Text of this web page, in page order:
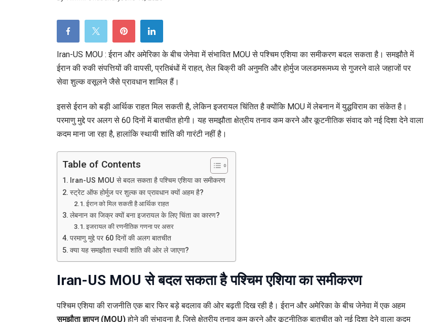
Iran-US MOU : ईरान और अमेरिका के बीच जेनेवा में संभावित MOU से पश्चिम एशिया का समीकरण बदल सकता है। समझौते में
ईरान की रुकी संपत्तियों की वापसी, प्रतिबंधों में राहत, तेल बिक्री की अनुमति और होर्मुज जलडमरूमध्य से गुजरने वाले जहाजों पर
सेवा शुल्क वसूलने जैसे प्रावधान शामिल हैं।
इससे ईरान को बड़ी आर्थिक राहत मिल सकती है, लेकिन इजरायल चिंतित है क्योंकि MOU में लेबनान में युद्धविराम का संकेत है।
परमाणु मुद्दे पर अलग से 60 दिनों में बातचीत होगी। यह समझौता क्षेत्रीय तनाव कम करने और कूटनीतिक संवाद को नई दिशा देने वाला
कदम माना जा रहा है, हालांकि स्थायी शांति की गारंटी नहीं है।
Table of Contents
Iran-US MOU से बदल सकता है पश्चिम एशिया का समीकरण
स्ट्रेट ऑफ होर्मुज पर शुल्क का प्रावधान क्यों अहम है?
ईरान को मिल सकती है आर्थिक राहत
लेबनान का जिक्र क्यों बना इजरायल के लिए चिंता का कारण?
इजरायल की रणनीतिक गणना पर असर
परमाणु मुद्दे पर 60 दिनों की अलग बातचीत
क्या यह समझौता स्थायी शांति की ओर ले जाएगा?
Iran-US MOU से बदल सकता है पश्चिम एशिया का समीकरण
पश्चिम एशिया की राजनीति एक बार फिर बड़े बदलाव की ओर बढ़ती दिख रही है। ईरान और अमेरिका के बीच जेनेवा में एक अहम
समझौता ज्ञापन (MOU)होने की संभावना है, जिसे क्षेत्रीय तनाव कम करने और कूटनीतिक बातचीत को नई दिशा देने वाला कदम